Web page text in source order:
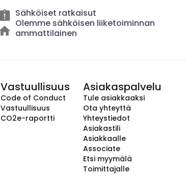
Sähköiset ratkaisut
Olemme sähköisen liiketoiminnan
ammattilainen
Vastuullisuus
Code of Conduct
Vastuullisuus
CO2e-raportti
Asiakaspalvelu
Tule asiakkaaksi
Ota yhteyttä
Yhteystiedot
Asiakastili
Asiakkaalle
Associate
Etsi myymälä
Toimittajalle